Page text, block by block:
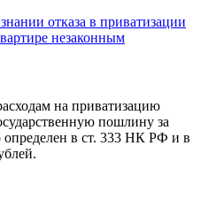
отказа в приватизации
незаконным
на приватизацию
пошлину за
определен в ст. 333 НК РФ и в